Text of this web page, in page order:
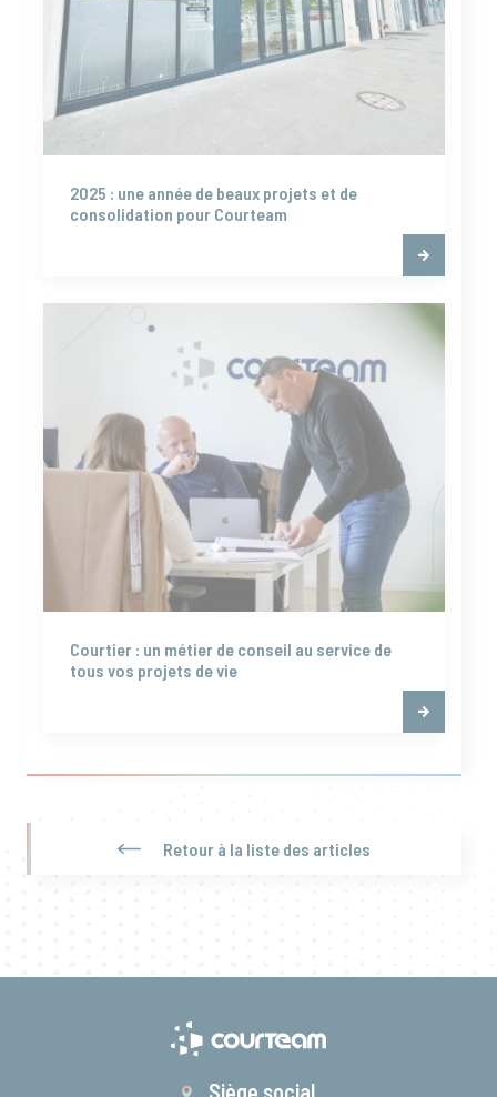
2025 : une année de beaux projets et de
consolidation pour Courteam
Courtier : un métier de conseil au service de
tous vos projets de vie
Retour à la liste des articles
Siège social